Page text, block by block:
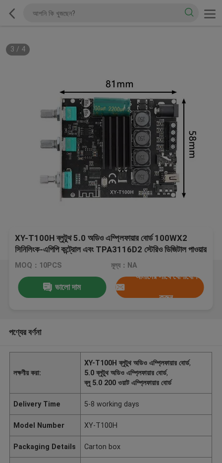
3 / 4
XY-T100H ব্লুটুথ 5.0 অডিও এম্প্লিফায়ার বোর্ড 100WX2
সিনিলিংক-এপিপি কন্ট্রোল এবং TPA3116D2 স্টেরিও ডিজিটাল পাওয়ার
সহ
MOQ：10PCS মূল্য：NA
ভালো দাম
আমাদের সাথে যোগাযোগ
করুন
পণ্যের বর্ণনা
লক্ষণীয় করা:
XY-T100H ব্লুটুথ অডিও এম্প্লিফায়ার বোর্ড,
5.0 ব্লুটুথ অডিও এম্প্লিফায়ার বোর্ড,
ব্লু 5.0 200 ওয়াট এম্প্লিফায়ার বোর্ড
Delivery Time 5-8 working days
Model Number XY-T100H
Packaging Details Carton box